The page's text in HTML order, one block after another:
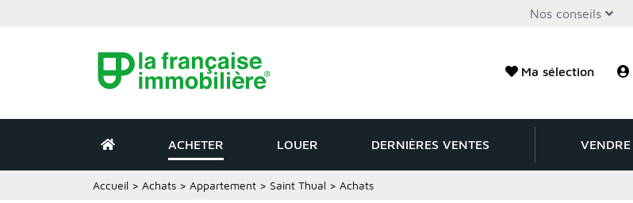
Nos conseils
Ma sélection
ACHETER LOUER DERNIÈRES VENTES VENDRE
Accueil > Achats > Appartement > Saint Thual > Achats